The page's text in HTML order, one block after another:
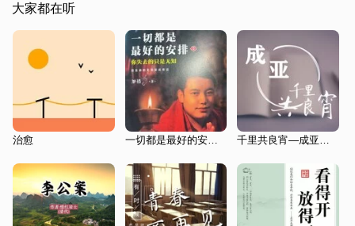
大家都在听
治愈 一切都是最好的安排2（你失去的只是无知） 千里共良宵—成亚专辑